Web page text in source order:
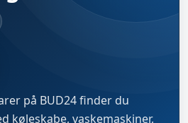
på BUD24 finder du
køleskabe, vaskemaskiner,